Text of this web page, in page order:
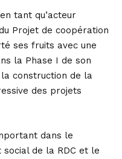
tant qu’acteur
Projet de coopération
ses fruits avec une
la Phase I de son
construction de la
des projets
dans le
de la RDC et le